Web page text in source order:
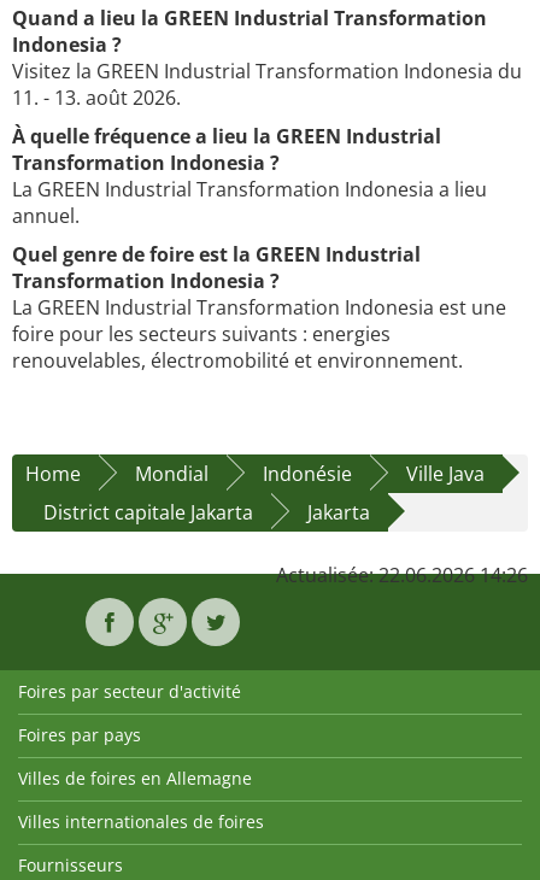
Quand a lieu la GREEN Industrial Transformation
Indonesia ?
Visitez la GREEN Industrial Transformation Indonesia du
11. - 13. août 2026.
À quelle fréquence a lieu la GREEN Industrial
Transformation Indonesia ?
La GREEN Industrial Transformation Indonesia a lieu
annuel.
Quel genre de foire est la GREEN Industrial
Transformation Indonesia ?
La GREEN Industrial Transformation Indonesia est une
foire pour les secteurs suivants : energies
renouvelables, électromobilité et environnement.
Home Mondial Indonésie
Ville Java
District capitale Jakarta
Jakarta
Actualisée: 22.06.2026 14:26
Foires par secteur d'activité
Foires par pays
Villes de foires en Allemagne
Villes internationales de foires
Fournisseurs